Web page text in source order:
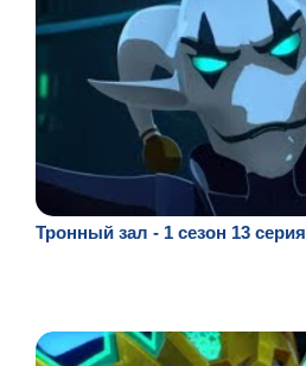
Тронный зал - 1 сезон 13 серия